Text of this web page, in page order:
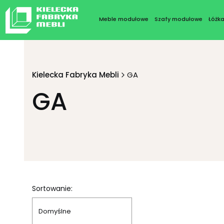
Meble modułowe Szafy modułowe Łóżka
Kielecka Fabryka Mebli GA
GA
Lista produktów
Sortowanie:
Domyślne